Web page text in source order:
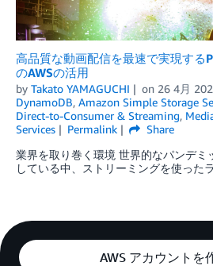
高品質な動画配信を最速で実現する
のAWSの活用
by Takato YAMAGUCHI on 26 4月
DynamoDB, Amazon Simple Storage
Direct-to-Consumer & Streaming,
Services
Permalink
Share
業界を取り巻く環境 世界的なパンデミ
している中、ストリーミングを使っ
AWS アカウントを